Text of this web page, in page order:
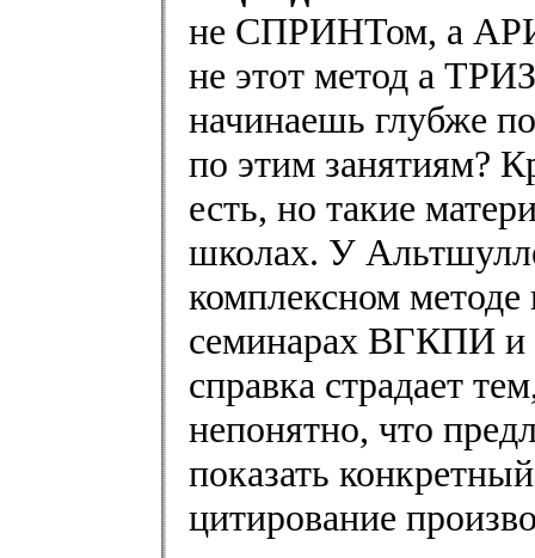
не СПРИНТом, а
не этот метод а
начинаешь глубже
по этим занятиям?
есть, но такие
школах. У
комплексном методе
семинарах ВГКПИ и
справка страдает
непонятно, что
показать
цитирование